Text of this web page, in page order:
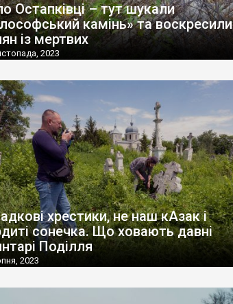
Остапківці – тут шукали
камінь» та воскресили
із мертвих
2023
хрестики, не наш кАзак і
сонечка. Що ховають давні
Поділля
2023